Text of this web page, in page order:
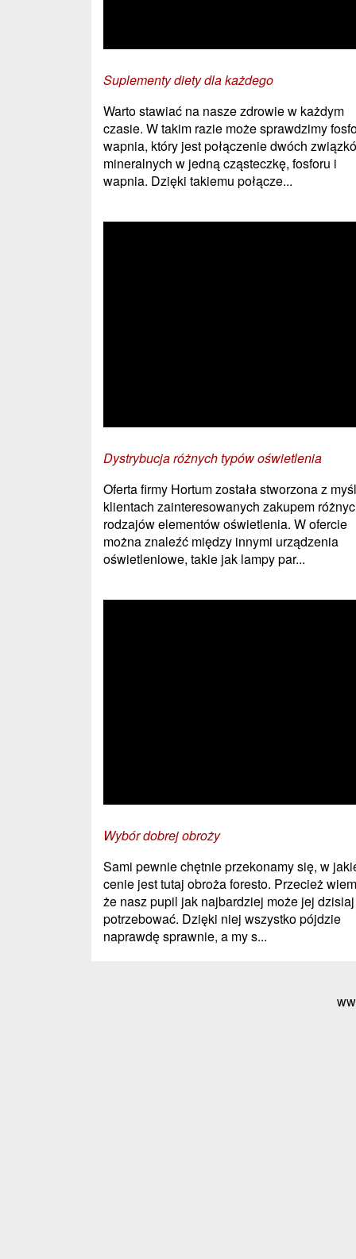
Suplementy diety dla każdego
Warto stawiać na nasze zdrowie w każdym
czasie. W takim razie może sprawdzimy
wapnia, który jest połączenie dwóch
mineralnych w jedną cząsteczkę, fosforu i
wapnia. Dzięki takiemu połącze...
Dystrybucja różnych typów oświetlenia
Oferta firmy Hortum została stworzona z
klientach zainteresowanych zakupem
rodzajów elementów oświetlenia. W ofercie
można znaleźć między innymi urządzenia
oświetleniowe, takie jak lampy par...
Wybór dobrej obroży
Sami pewnie chętnie przekonamy się, w
cenie jest tutaj obroża foresto. Przecież
że nasz pupil jak najbardziej może jej dzisiaj
potrzebować. Dzięki niej wszystko pójdzie
naprawdę sprawnie, a my s...